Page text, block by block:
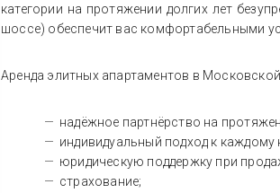
категории на протяжении долгих лет
шоссе) обеспечит вас комфортабельными
Аренда элитных апартаментов в
надёжное партнёрство на
индивидуальный подход к каждому
юридическую поддержку при
страхование;